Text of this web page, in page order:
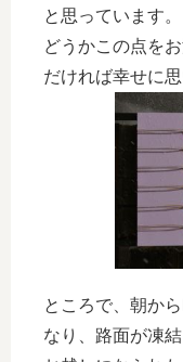
と思っています。
どうかこの点を
だければ幸せに思
ところで、朝か
なり、路面が凍